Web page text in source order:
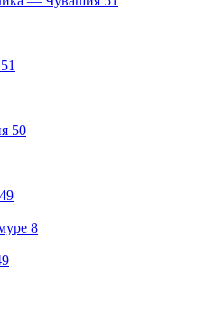
51
50
49
8